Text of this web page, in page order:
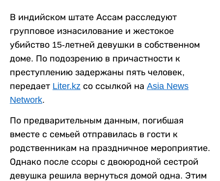
В индийском штате Ассам расследуют
групповое изнасилование и жестокое
убийство 15-летней девушки в собственном
доме. По подозрению в причастности к
преступлению задержаны пять человек,
передает Liter.kz со ссылкой на Asia News
Network.
По предварительным данным, погибшая
вместе с семьей отправилась в гости к
родственникам на праздничное мероприятие.
Однако после ссоры с двоюродной сестрой
девушка решила вернуться домой одна. Этим